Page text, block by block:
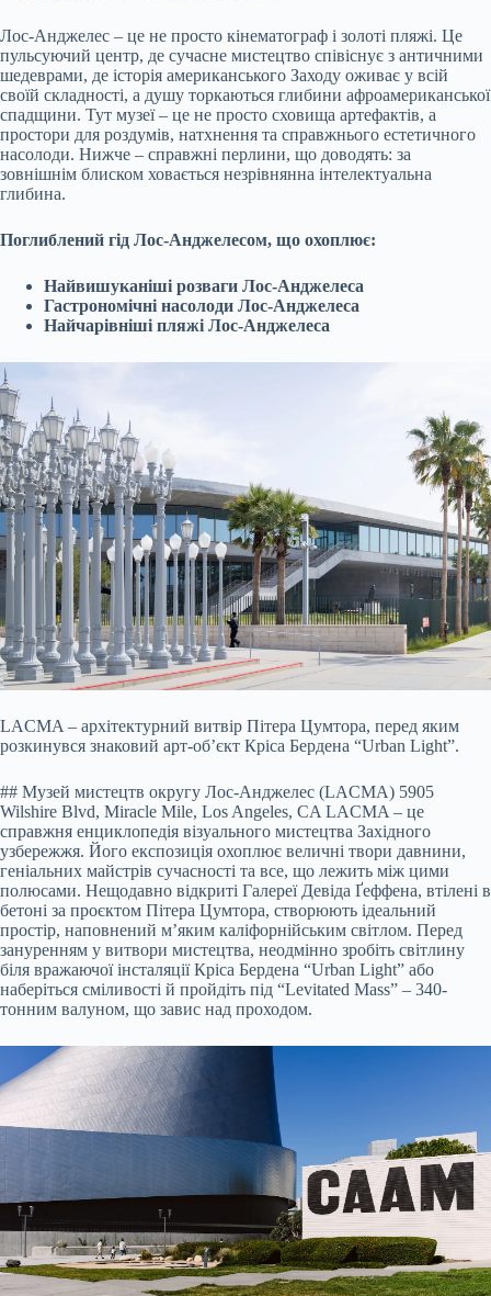
Лос-Анджелес – це не просто кінематограф і золоті пляжі. Це
пульсуючий центр, де сучасне мистецтво співіснує з античними
шедеврами, де історія американського Заходу оживає у всій
своїй складності, а душу торкаються глибини афроамериканської
спадщини. Тут музеї – це не просто сховища артефактів, а
простори для роздумів, натхнення та справжнього естетичного
насолоди. Нижче – справжні перлини, що доводять: за
зовнішнім блиском ховається незрівнянна інтелектуальна
глибина.
Поглиблений гід Лос-Анджелесом, що охоплює:
Найвишуканіші розваги Лос-Анджелеса
Гастрономічні насолоди Лос-Анджелеса
Найчарівніші пляжі Лос-Анджелеса
LACMA – архітектурний витвір Пітера Цумтора, перед яким
розкинувся знаковий арт-об’єкт Кріса Бердена “Urban Light”.
## Музей мистецтв округу Лос-Анджелес (LACMA) 5905
Wilshire Blvd, Miracle Mile, Los Angeles, CA LACMA – це
справжня енциклопедія візуального мистецтва Західного
узбережжя. Його експозиція охоплює величні твори давнини,
геніальних майстрів сучасності та все, що лежить між цими
полюсами. Нещодавно відкриті Галереї Девіда Ґеффена, втілені в
бетоні за проєктом Пітера Цумтора, створюють ідеальний
простір, наповнений м’яким каліфорнійським світлом. Перед
зануренням у витвори мистецтва, неодмінно зробіть світлину
біля вражаючої інсталяції Кріса Бердена “Urban Light” або
наберіться сміливості й пройдіть під “Levitated Mass” – 340-
тонним валуном, що завис над проходом.